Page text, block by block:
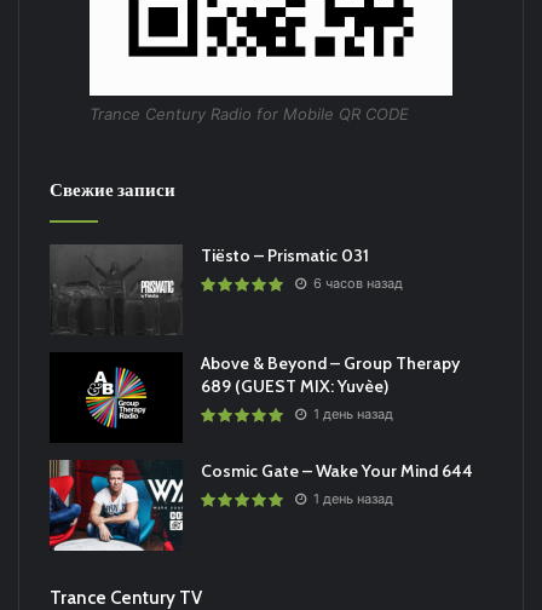
Trance Century Radio for Mobile QR CODE
Свежие записи
Tiësto – Prismatic 031
6 часов назад
Above & Beyond – Group Therapy
689 (GUEST MIX: Yuvèe)
1 день назад
Cosmic Gate – Wake Your Mind 644
1 день назад
Trance Century TV